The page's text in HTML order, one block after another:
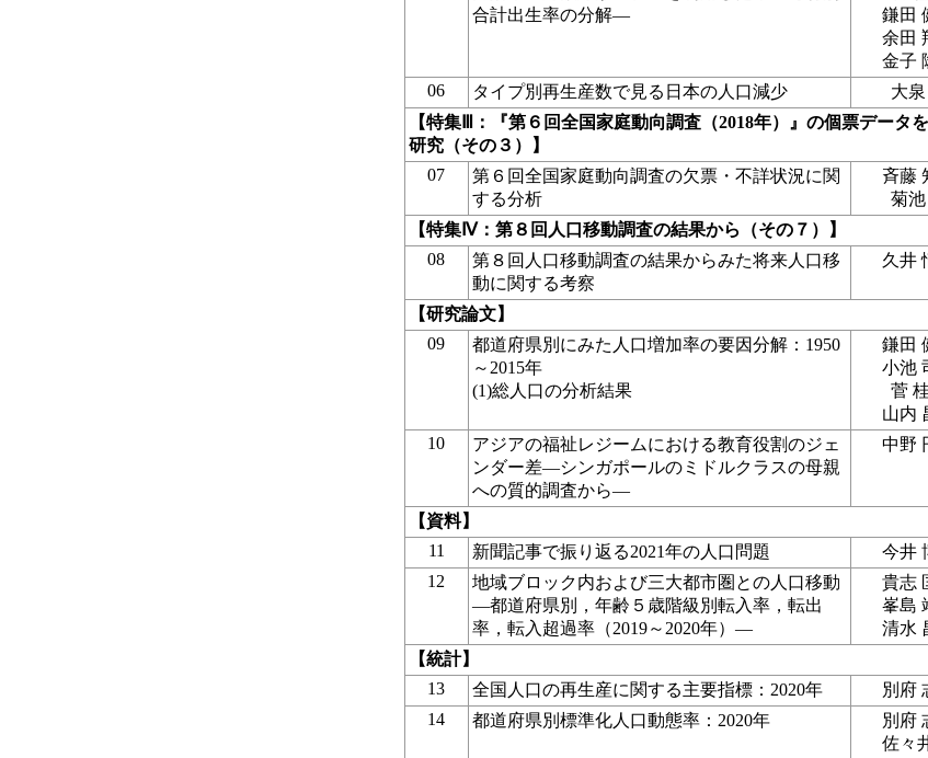
合計出生率の分解―
鎌田
余田
金子
06 タイプ別再生産数で見る日本の人口減少 大
【特集Ⅲ：『第６回全国家庭動向調査（2018年）』の個票データ
研究（その３）】
07
第６回全国家庭動向調査の欠票・不詳状況に関
する分析
斉藤
菊
【特集Ⅳ：第８回人口移動調査の結果から（その７）】
08
第８回人口移動調査の結果からみた将来人口移
動に関する考察
久井
【研究論文】
09
都道府県別にみた人口増加率の要因分解：1950
～2015年
(1)総人口の分析結果
鎌田
小池
菅
山内
10
アジアの福祉レジームにおける教育役割のジェ
ンダー差―シンガポールのミドルクラスの母親
への質的調査から―
中野
【資料】
11
新聞記事で振り返る2021年の人口問題 今井
12
地域ブロック内および三大都市圏との人口移動
―都道府県別，年齢５歳階級別転入率，転出
率，転入超過率（2019～2020年）―
貴志
峯島
清水
【統計】
13
全国人口の再生産に関する主要指標：2020年 別府
14
都道府県別標準化人口動態率：2020年
別府
佐々